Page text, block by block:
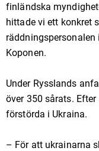
finländska
hittade vi ett konkret
Koponen.
Under Rysslands
över 350 sårats.
förstörda i Ukraina.
– För att ukrainarna